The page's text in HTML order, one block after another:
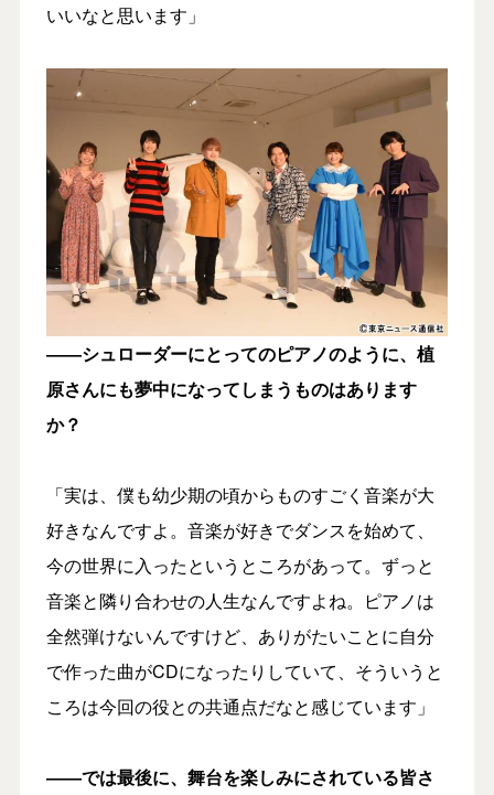
いいなと思います」
――シュローダーにとってのピアノのように、植
原さんにも夢中になってしまうものはあります
か？
「実は、僕も幼少期の頃からものすごく音楽が大
好きなんですよ。音楽が好きでダンスを始めて、
今の世界に入ったというところがあって。ずっと
音楽と隣り合わせの人生なんですよね。ピアノは
全然弾けないんですけど、ありがたいことに自分
で作った曲がCDになったりしていて、そういうと
ころは今回の役との共通点だなと感じています」
――では最後に、舞台を楽しみにされている皆さ